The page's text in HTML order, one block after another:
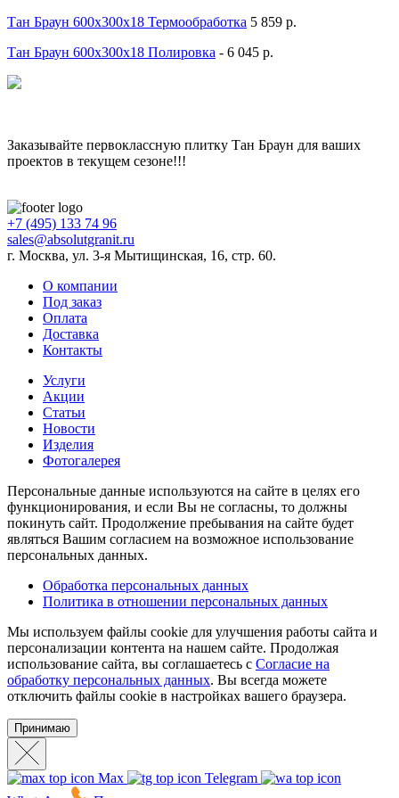
Тан Браун 600x300x18 Термообработка 5 859 р.
Тан Браун 600x300x18 Полировка - 6 045 р.
Заказывайте первоклассную плитку Тан Браун для ваших
проектов в текущем сезоне!!!
+7 (495) 133 74 96
sales@absolutgranit.ru
г. Москва, ул. 3-я Мытищинская, 16, стр. 60.
О компании
Под заказ
Оплата
Доставка
Контакты
Услуги
Акции
Статьи
Новости
Изделия
Фотогалерея
Персональные данные используются на сайте в целях его
функционирования, и если Вы не согласны, то должны
покинуть сайт. Продолжение пребывания на сайте будет
являться Вашим согласием на возможное использование
персональных данных.
Обработка персональных данных
Политика в отношении персональных данных
Мы используем файлы cookie для улучшения работы сайта и
персонализации контента на нашем сайте. Продолжая
использование сайта, вы соглашаетесь с Согласие на
обработку персональных данных. Вы всегда можете
отключить файлы cookie в настройках вашего браузера.
Принимаю
Max
Telegram